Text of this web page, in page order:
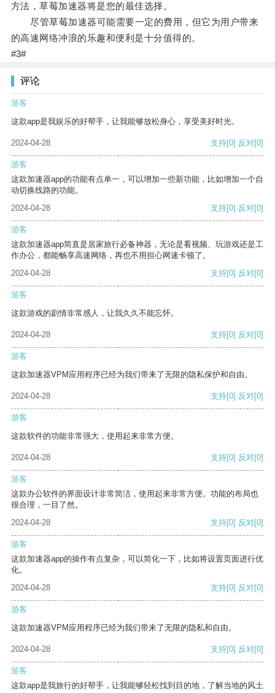
方法，草莓加速器将是您的最佳选择。
尽管草莓加速器可能需要一定的费用，但它为用户带来
的高速网络冲浪的乐趣和便利是十分值得的。
#3#
评论
游客
这款app是我娱乐的好帮手，让我能够放松身心，享受美好时光。
2024-04-28 支持[0] 反对[0]
游客
这款加速器app的功能有点单一，可以增加一些新功能，比如增加一个自
动切换线路的功能。
2024-04-28
支持[0] 反对[0]
游客
这款加速器app简直是居家旅行必备神器，无论是看视频、玩游戏还是工
作办公，都能畅享高速网络，再也不用担心网速卡顿了。
2024-04-28
支持[0] 反对[0]
游客
这款游戏的剧情非常感人，让我久久不能忘怀。
2024-04-28 支持[0] 反对[0]
游客
这款加速器VPM应用程序已经为我们带来了无限的隐私保护和自由。
2024-04-28 支持[0] 反对[0]
游客
这款软件的功能非常强大，使用起来非常方便。
2024-04-28 支持[0] 反对[0]
游客
这款办公软件的界面设计非常简洁，使用起来非常方便。功能的布局也
很合理，一目了然。
2024-04-28
支持[0] 反对[0]
游客
这款加速器app的操作有点复杂，可以简化一下，比如将设置页面进行优
化。
2024-04-28
支持[0] 反对[0]
游客
这款加速器VPM应用程序已经为我们带来了无限的隐私和自由。
2024-04-28 支持[0] 反对[0]
游客
这款app是我旅行的好帮手，让我能够轻松找到目的地，了解当地的风土